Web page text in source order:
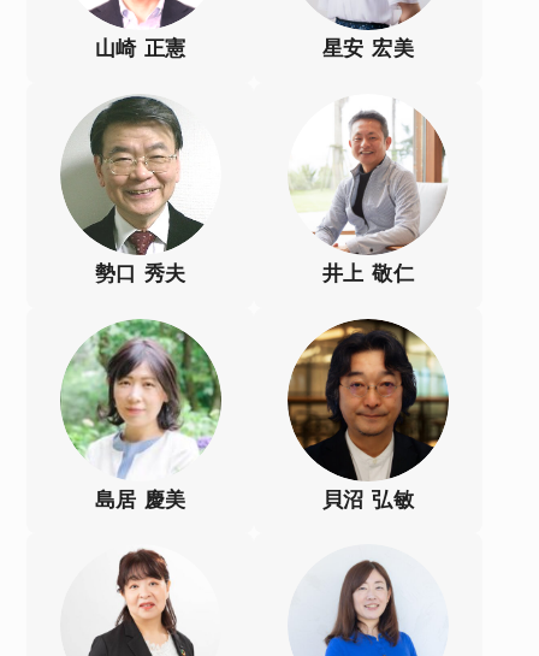
山崎 正憲 星安 宏美
勢口 秀夫 井上 敬仁
島居 慶美 貝沼 弘敏